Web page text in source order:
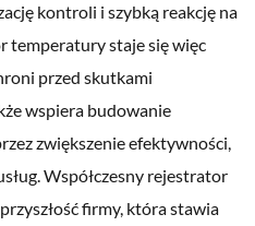
kontroli i szybką reakcję na
temperatury staje się więc
przed skutkami
wspiera budowanie
zwiększenie efektywności,
Współczesny rejestrator
firmy, która stawia